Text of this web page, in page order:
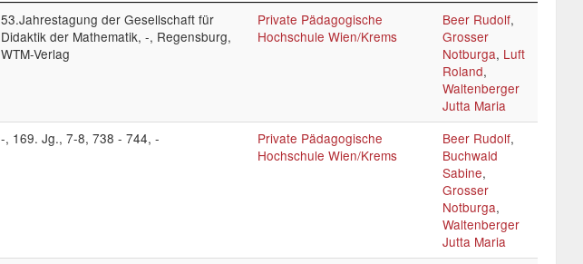
53.Jahrestagung der Gesellschaft für
Didaktik der Mathematik, -, Regensburg,
WTM-Verlag
Private Pädagogische
Hochschule Wien/Krems
Beer Rudolf,
Grosser
Notburga, Luft
Roland,
Waltenberger
Jutta Maria
-, 169. Jg., 7-8, 738 - 744, -
Private Pädagogische
Hochschule Wien/Krems
Beer Rudolf,
Buchwald
Sabine,
Grosser
Notburga,
Waltenberger
Jutta Maria